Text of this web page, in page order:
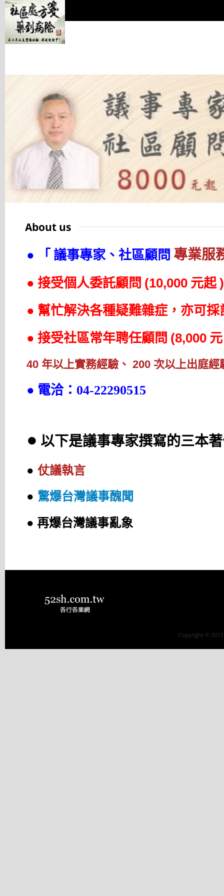
About us
● 「 議事專家、社區顧問 專業服
● 接受個人委託顧問 (10,000 元起 )
● 幫忙解決各種疑難雜症，亦可採
● 接受社區常年聘任顧問 (8,000 元
40 年以上實務經驗、 200 次以上出庭經
● 電洽：04-22290515
● 以下是議事專家撰寫的三本
● 仗議執言
● 驚爆台灣議事醜聞
● 再爆台灣議事亂象
Copyright ©